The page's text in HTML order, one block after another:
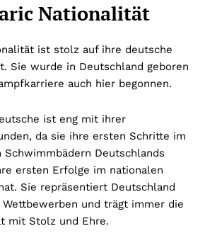
Nationalität
ist stolz auf ihre deutsche
Sie wurde in Deutschland geboren
auch hier begonnen.
ist eng mit ihrer
da sie ihre ersten Schritte im
Deutschlands
ersten Erfolge im nationalen
Sie repräsentiert Deutschland
und trägt immer die
mit Stolz und Ehre.